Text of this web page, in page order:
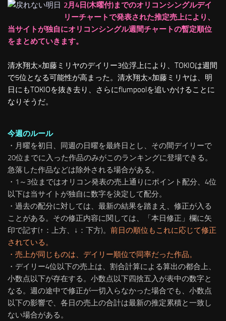
2月4日(木曜付)までのオリコンシングルデイ
リーチャートで発表された推定売上により、
当サイトが独自にオリコンシングル週間チャートの暫定順位
をまとめていきます。
清水翔太×加藤ミリヤのデイリー3位浮上により、TOKIOは週間
で5位となる可能性が高まった。清水翔太×加藤ミリヤは、明
日にもTOKIOを抜き去り、さらにflumpoolを追いかけることに
なりそうだ。
今週のルール
・月曜を初日、同週の日曜を最終日とし、その間デイリーで
20位までに入った作品のみがこのランキングに登場できる。
急落した作品などは除外される場合がある。
・1～3位まではオリコン発表の売上通りにポイント配分、4位
以下は当サイトが独自に数字を決定して配分。
・過去の配分に対しては、最新の結果を踏まえ、修正が入る
ことがある。 その修正内容に関しては、「本日修正」欄に矢
印で記す(↑：上方、↓：下方)。 前日の順位もこれに応じて修正
されている。
・売上が同じものは、デイリー順位で同率だった作品。
・デイリー4位以下の売上は、割合計算による算出の都合上、
小数点以下が存在する。小数点以下四捨五入が表中の数字と
なる。週の途中で修正が一切入らなかった場合でも、小数点
以下の影響で、各日の売上の合計は最新の推定累積と一致し
ない場合がある。